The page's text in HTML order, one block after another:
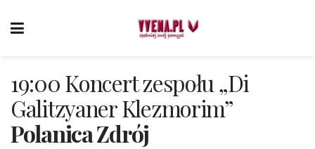
19:00 Koncert zespołu „Di
Galitzyaner Klezmorim”
Polanica Zdrój